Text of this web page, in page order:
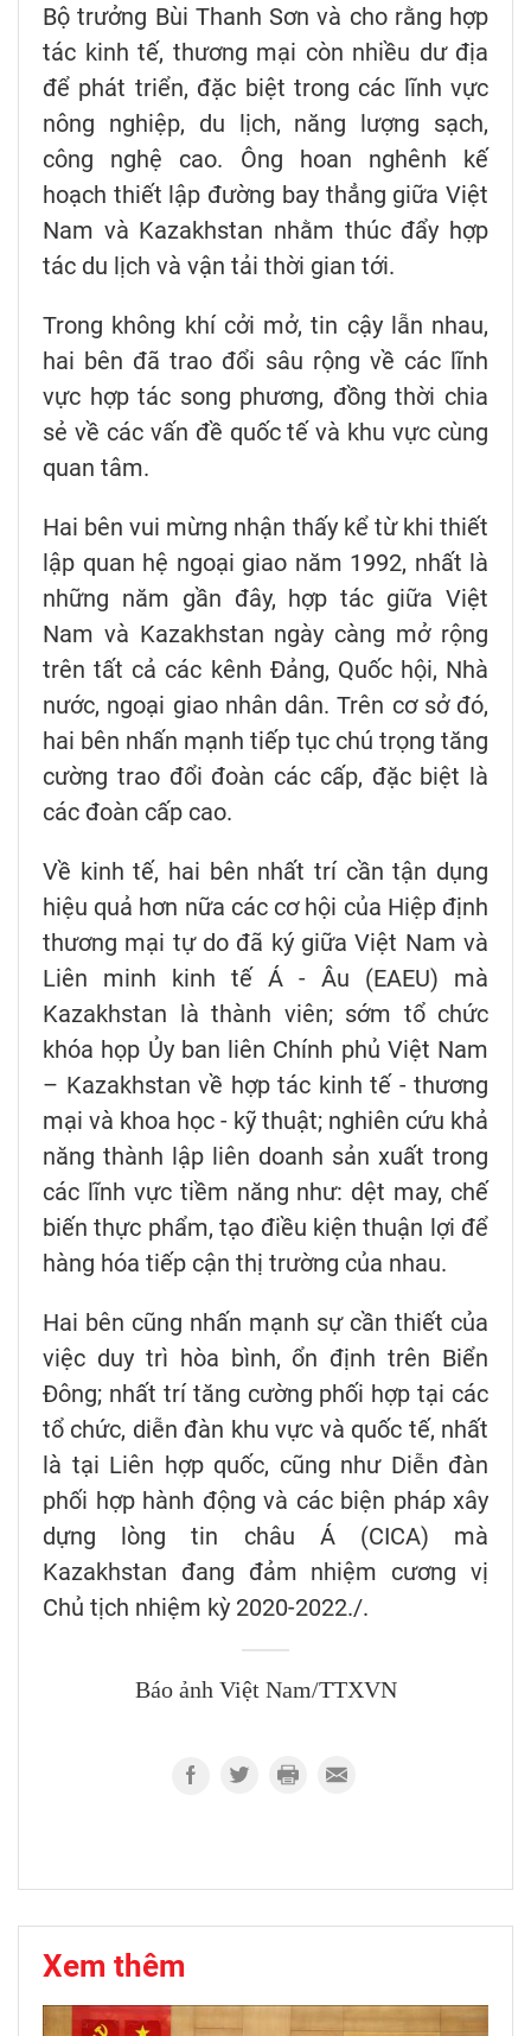
Bộ trưởng Bùi Thanh Sơn và cho rằng hợp
tác kinh tế, thương mại còn nhiều dư địa
để phát triển, đặc biệt trong các lĩnh vực
nông nghiệp, du lịch, năng lượng sạch,
công nghệ cao. Ông hoan nghênh kế
hoạch thiết lập đường bay thẳng giữa Việt
Nam và Kazakhstan nhằm thúc đẩy hợp
tác du lịch và vận tải thời gian tới.
Trong không khí cởi mở, tin cậy lẫn nhau,
hai bên đã trao đổi sâu rộng về các lĩnh
vực hợp tác song phương, đồng thời chia
sẻ về các vấn đề quốc tế và khu vực cùng
quan tâm.
Hai bên vui mừng nhận thấy kể từ khi thiết
lập quan hệ ngoại giao năm 1992, nhất là
những năm gần đây, hợp tác giữa Việt
Nam và Kazakhstan ngày càng mở rộng
trên tất cả các kênh Đảng, Quốc hội, Nhà
nước, ngoại giao nhân dân. Trên cơ sở đó,
hai bên nhấn mạnh tiếp tục chú trọng tăng
cường trao đổi đoàn các cấp, đặc biệt là
các đoàn cấp cao.
Về kinh tế, hai bên nhất trí cần tận dụng
hiệu quả hơn nữa các cơ hội của Hiệp định
thương mại tự do đã ký giữa Việt Nam và
Liên minh kinh tế Á - Âu (EAEU) mà
Kazakhstan là thành viên; sớm tổ chức
khóa họp Ủy ban liên Chính phủ Việt Nam
– Kazakhstan về hợp tác kinh tế - thương
mại và khoa học - kỹ thuật; nghiên cứu khả
năng thành lập liên doanh sản xuất trong
các lĩnh vực tiềm năng như: dệt may, chế
biến thực phẩm, tạo điều kiện thuận lợi để
hàng hóa tiếp cận thị trường của nhau.
Hai bên cũng nhấn mạnh sự cần thiết của
việc duy trì hòa bình, ổn định trên Biển
Đông; nhất trí tăng cường phối hợp tại các
tổ chức, diễn đàn khu vực và quốc tế, nhất
là tại Liên hợp quốc, cũng như Diễn đàn
phối hợp hành động và các biện pháp xây
dựng lòng tin châu Á (CICA) mà
Kazakhstan đang đảm nhiệm cương vị
Chủ tịch nhiệm kỳ 2020-2022./.
Báo ảnh Việt Nam/TTXVN
Xem thêm